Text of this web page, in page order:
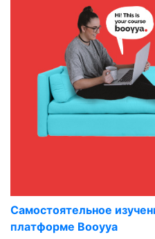
Самостоятельное
платформе Booyya